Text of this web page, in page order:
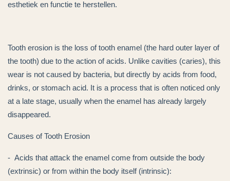
esthetiek en functie te herstellen.
Tooth erosion is the loss of tooth enamel (the hard outer layer of
the tooth) due to the action of acids. Unlike cavities (caries), this
wear is not caused by bacteria, but directly by acids from food,
drinks, or stomach acid. It is a process that is often noticed only
at a late stage, usually when the enamel has already largely
disappeared.
Causes of Tooth Erosion
- Acids that attack the enamel come from outside the body
(extrinsic) or from within the body itself (intrinsic):